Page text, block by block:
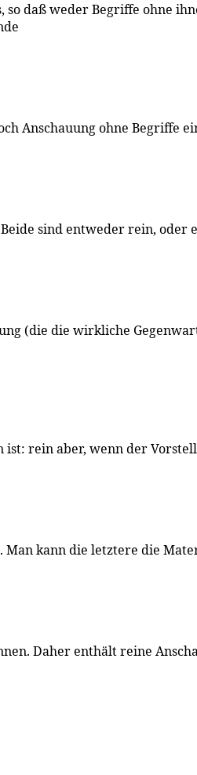
so daß weder Begriffe ohne
Anschauung ohne Begriffe
sind entweder rein, oder
(die die wirkliche
ist: rein aber, wenn der
Man kann die letztere die
Daher enthält reine